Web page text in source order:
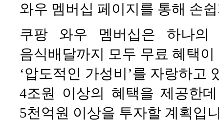
와우 멤버십 페이지를 통해 손
쿠팡 와우 멤버십은 하나의
음식배달까지 모두 무료 혜택
‘압도적인 가성비’를 자랑하고
4조원 이상의 혜택을 제공한
5천억원 이상을 투자할 계획입